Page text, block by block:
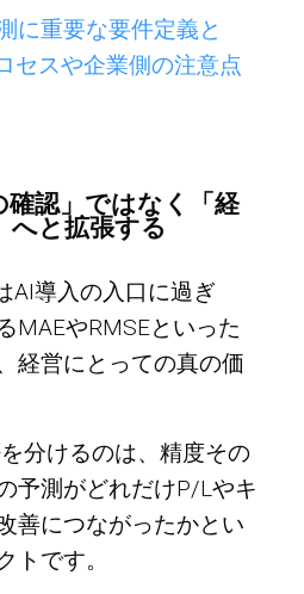
に重要な要件定義と
セスや企業側の注意点
確認」ではなく「経
へと拡張する
AI導入の入口に過ぎ
MAEやRMSEといった
経営にとっての真の価
分けるのは、精度その
予測がどれだけP/Lやキ
善につながったかとい
トです。